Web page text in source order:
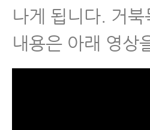
척추분리증
나게 됩니다. 거
내용은 아래 영상